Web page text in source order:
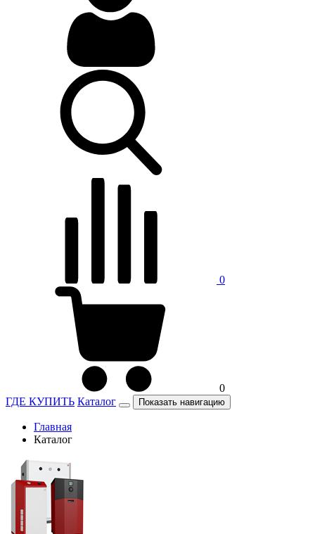
0
0
ГДЕ КУПИТЬ Каталог Показать навигацию
Главная
Каталог